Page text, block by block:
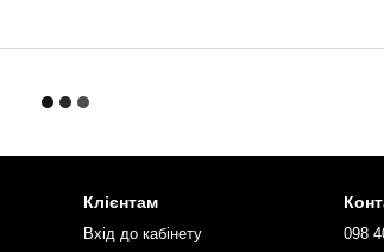
Клієнтам
Вхід до кабінету
098